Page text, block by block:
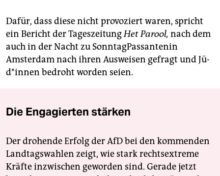
Dafür, dass diese nicht provoziert waren, spricht
ein Bericht der TageszeitungHet Parool, nach dem
auch in der Nacht zu SonntagPassantenin
Amsterdam nach ihren Ausweisen gefragt und Jü­
d*in­nen bedroht worden seien.
Die Engagierten stärken
Der drohende Erfolg der AfD bei den kommenden
Landtagswahlen zeigt, wie stark rechtsextreme
Kräfte inzwischen geworden sind. Gerade jetzt